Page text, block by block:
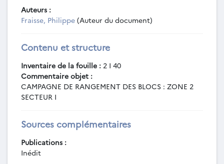
Auteurs :
Fraisse, Philippe (Auteur du document)
Contenu et structure
Inventaire de la fouille : 2 I 40
Commentaire objet :
CAMPAGNE DE RANGEMENT DES BLOCS : ZONE 2
SECTEUR I
Sources complémentaires
Publications :
Inédit